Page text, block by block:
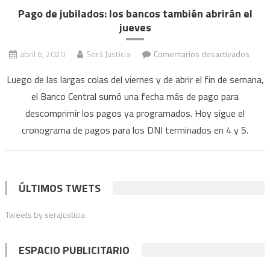
Pago de jubilados: los bancos también abrirán el
jueves
abril 6, 2020 Será Justicia Comentarios desactivadosen
de
Luego de las largas colas del viernes y de abrir el fin de semana,
el Banco Central sumó una fecha más de pago para
descomprimir los pagos ya programados. Hoy sigue el
cronograma de pagos para los DNI terminados en 4 y 5.
ÚLTIMOS TWETS
Tweets by serajusticia
ESPACIO PUBLICITARIO